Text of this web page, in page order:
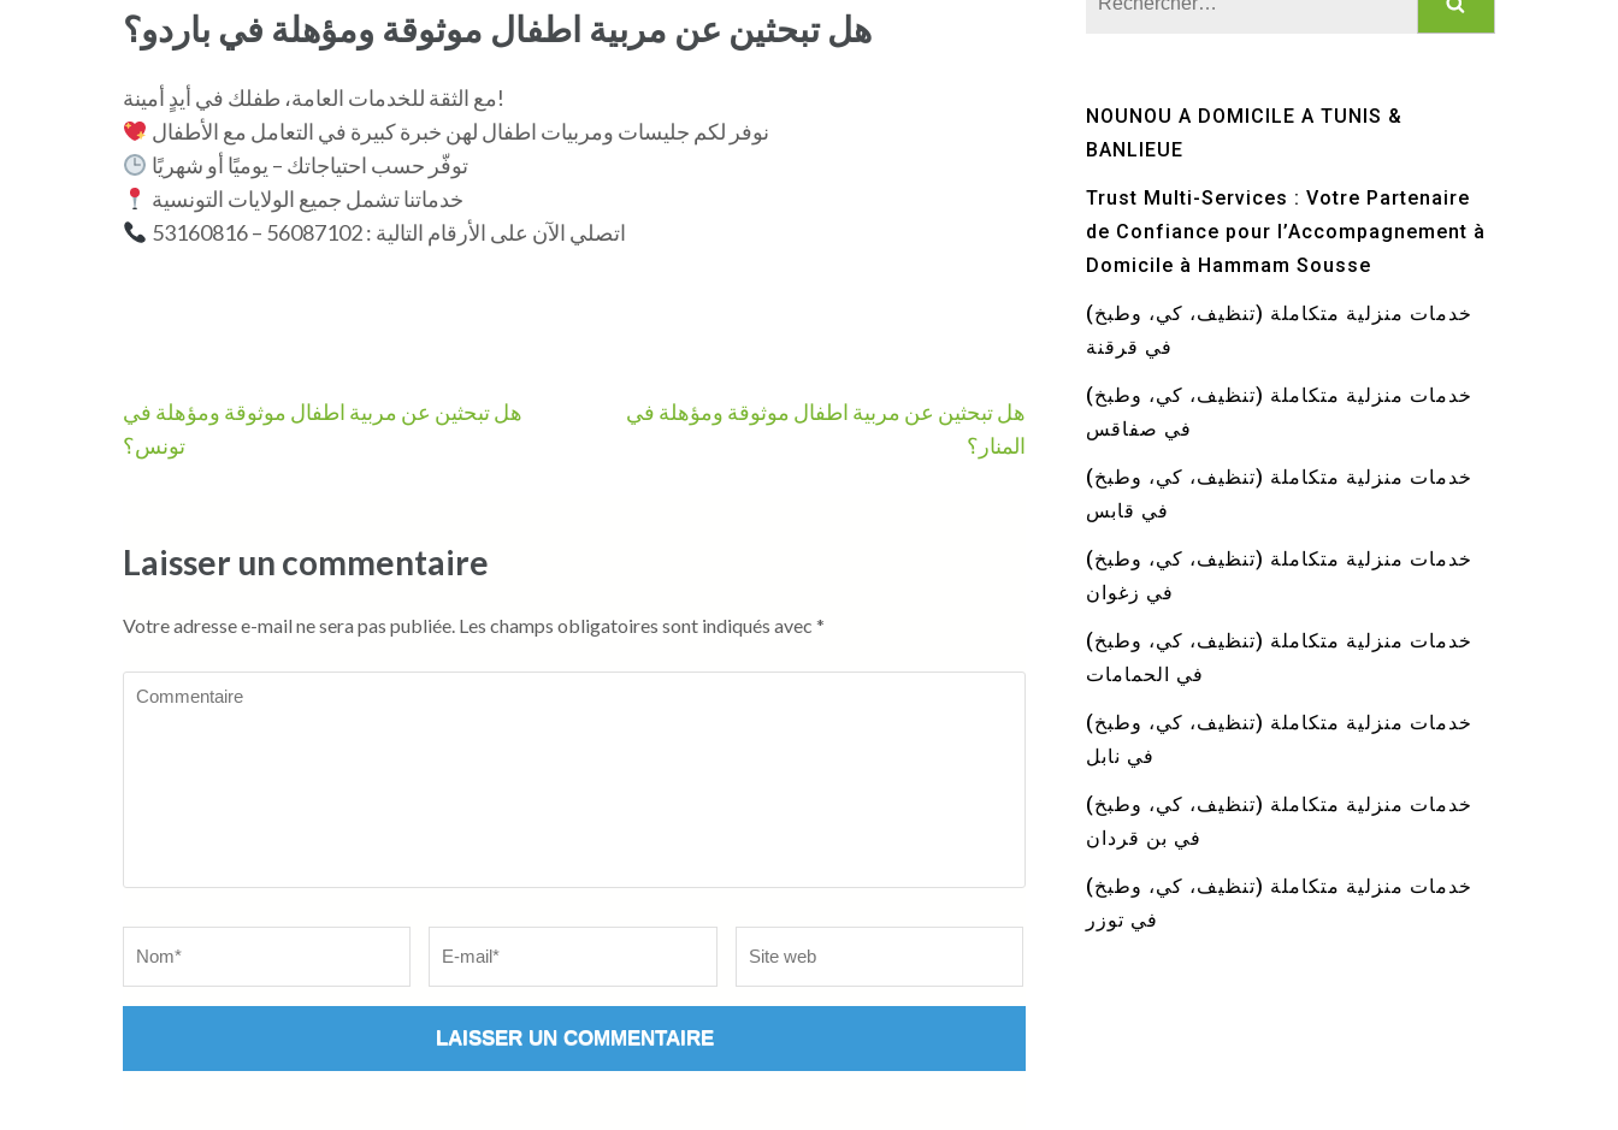
هل تبحثين عن مربية اطفال موثوقة ومؤهلة في باردو؟
مع الثقة للخدمات العامة، طفلك في أيدٍ أمينة!
نوفر لكم جليسات ومربيات اطفال لهن خبرة كبيرة في التعامل مع الأطفال
توفّر حسب احتياجاتك – يوميًا أو شهريًا
خدماتنا تشمل جميع الولايات التونسية
اتصلي الآن على الأرقام التالية : 56087102 – 53160816
Navigation
de
هل تبحثين عن مربية اطفال موثوقة ومؤهلة في
تونس؟
هل تبحثين عن مربية اطفال موثوقة ومؤهلة في
المنار؟
Laisser un commentaire
Votre adresse e-mail ne sera pas publiée. Les champs obligatoires sont indiqués avec *
Commentaire
NOUNOU A DOMICILE A TUNIS &
BANLIEUE
Trust Multi-Services : Votre Partenaire
de Confiance pour l’Accompagnement à
Domicile à Hammam Sousse
خدمات منزلية متكاملة (تنظيف، كي، وطبخ)
في قرقنة
خدمات منزلية متكاملة (تنظيف، كي، وطبخ)
في صفاقس
خدمات منزلية متكاملة (تنظيف، كي، وطبخ)
في قابس
خدمات منزلية متكاملة (تنظيف، كي، وطبخ)
في زغوان
خدمات منزلية متكاملة (تنظيف، كي، وطبخ)
في الحمامات
خدمات منزلية متكاملة (تنظيف، كي، وطبخ)
في نابل
خدمات منزلية متكاملة (تنظيف، كي، وطبخ)
في بن قردان
خدمات منزلية متكاملة (تنظيف، كي، وطبخ)
في توزر